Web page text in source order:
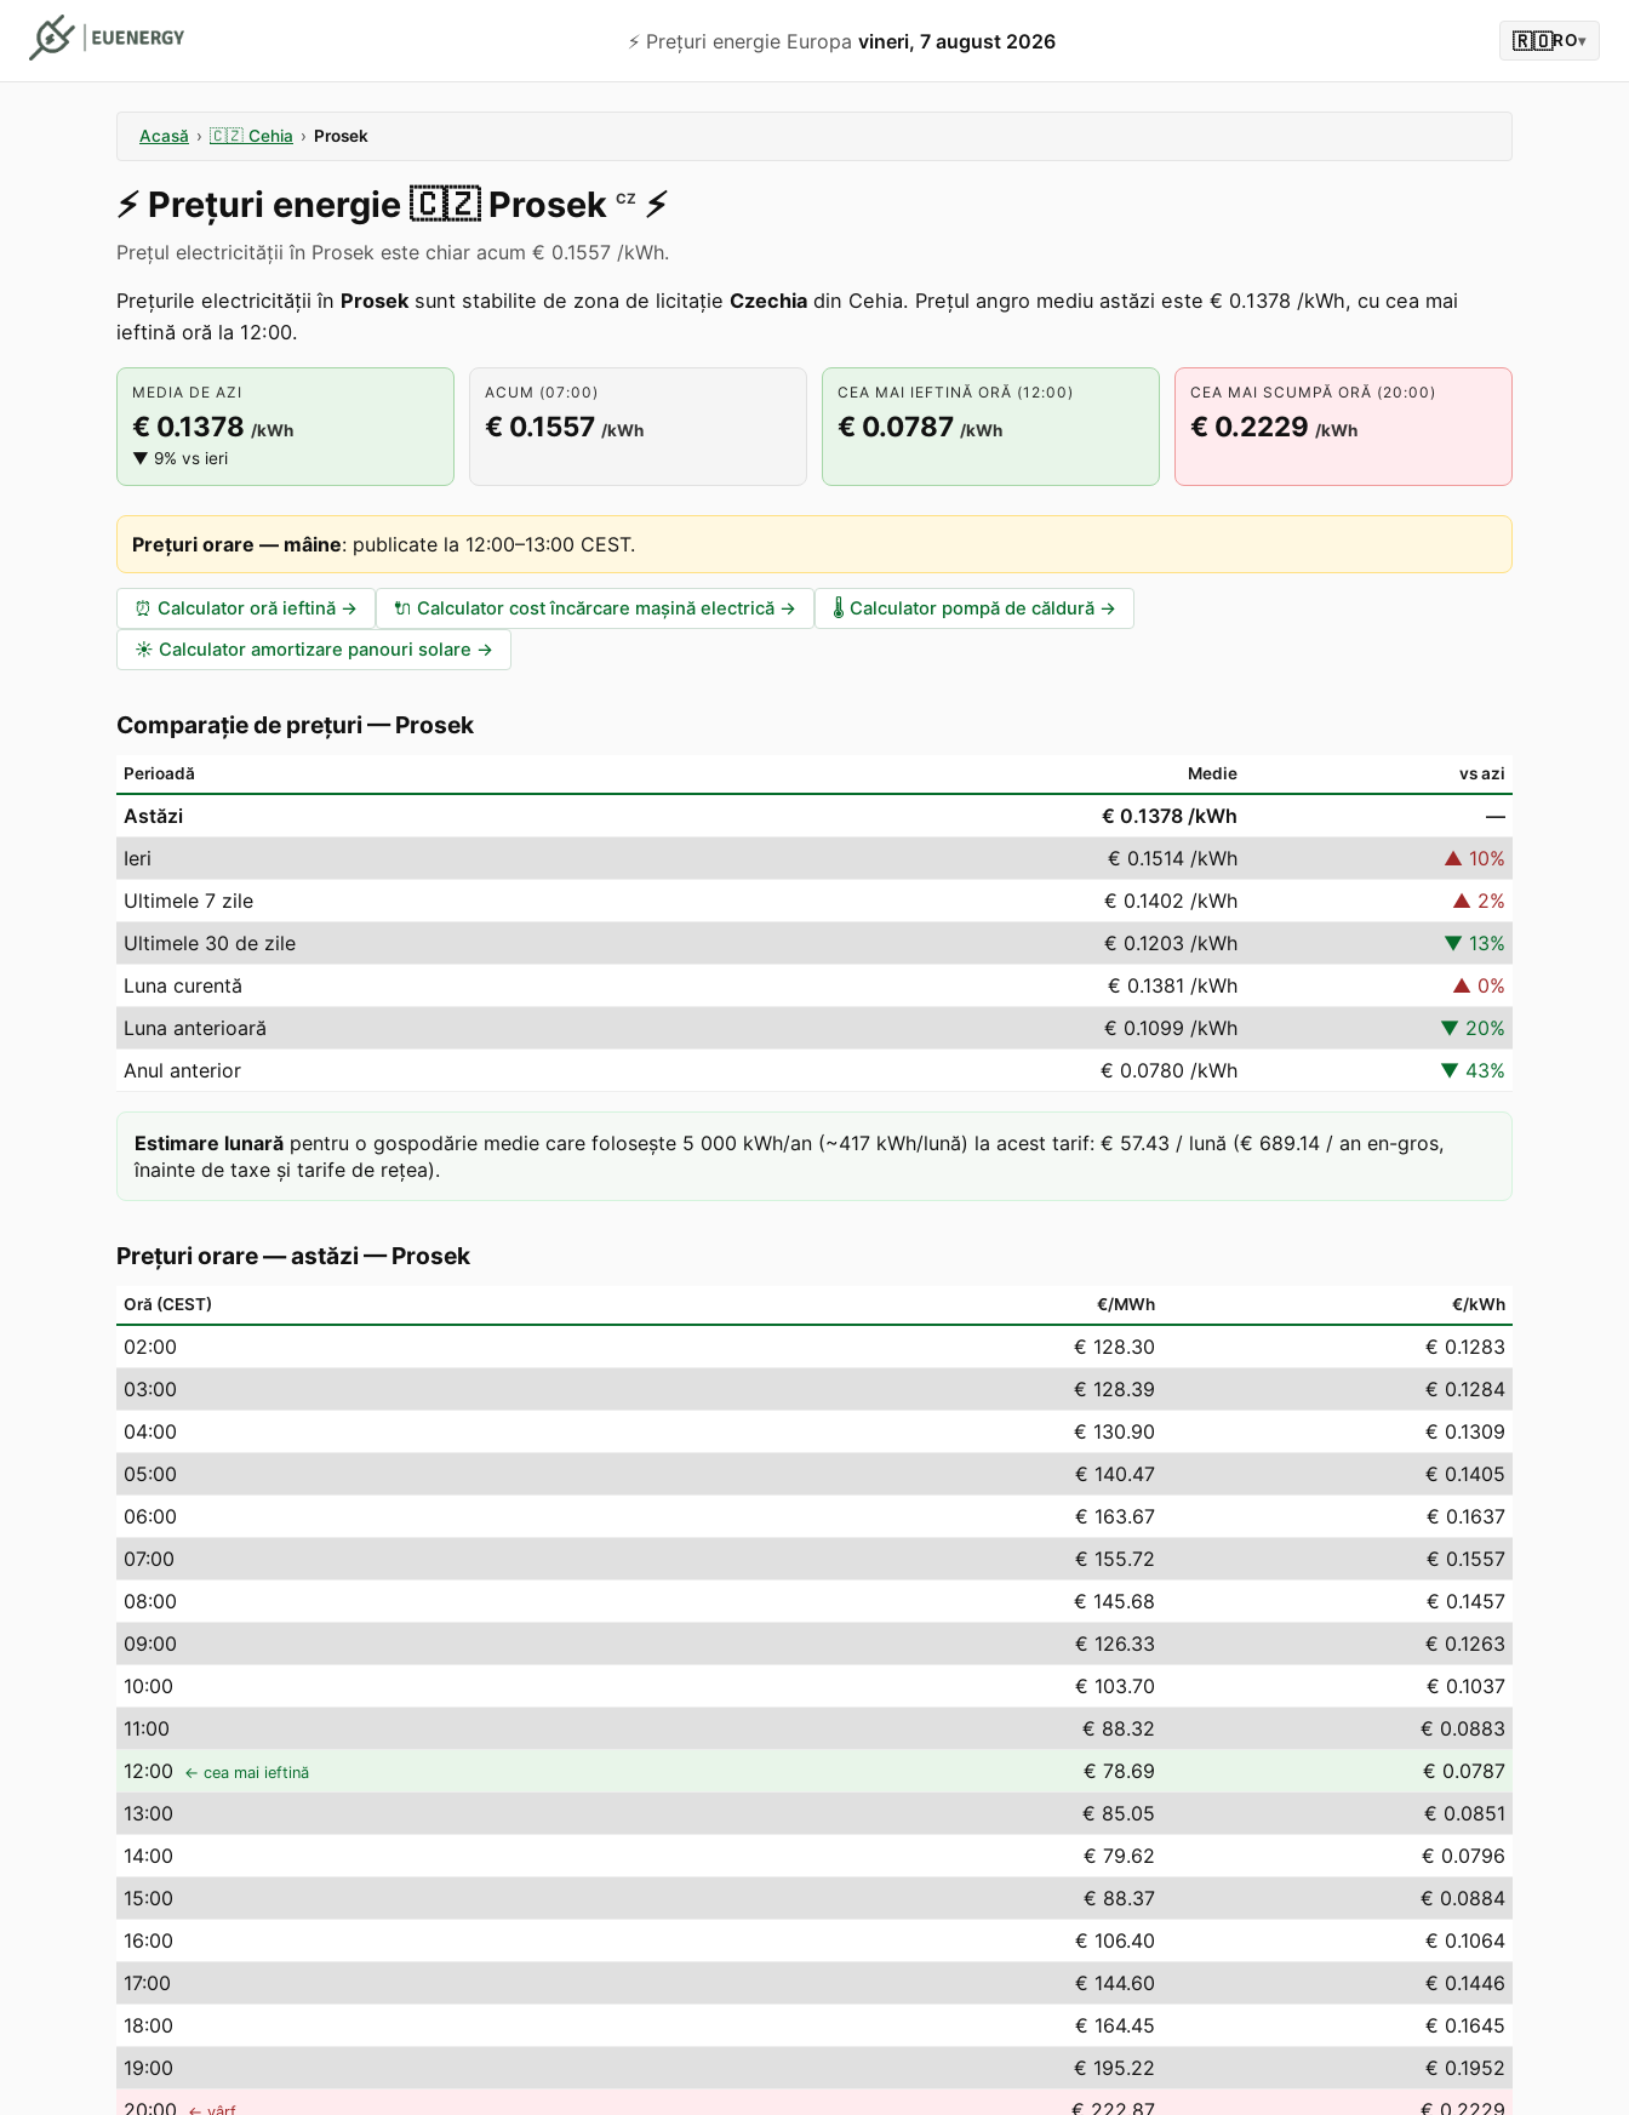
⚡️ Prețuri energie Europa vineri, 7 august 2026 🇷🇴RO▾
Acasă › 🇨🇿 Cehia › Prosek
⚡️ Prețuri energie 🇨🇿 Prosek CZ ⚡️
Prețul electricității în Prosek este chiar acum € 0.1557 /kWh.
Prețurile electricității în Proseksunt stabilite de zona de licitație Czechia din Cehia. Prețul angro mediu astăzi este € 0.1378 /kWh, cu cea mai
ieftină oră la 12:00.
MEDIA DE AZI
€ 0.1378 /kWh
▼ 9% vs ieri
ACUM (07:00)
€ 0.1557 /kWh
CEA MAI IEFTINĂ ORĂ (12:00)
€ 0.0787 /kWh
CEA MAI SCUMPĂ ORĂ (20:00)
€ 0.2229 /kWh
Prețuri orare — mâine: publicate la 12:00–13:00 CEST.
⏰ Calculator oră ieftină → 🔌 Calculator cost încărcare mașină electrică → 🌡️ Calculator pompă de căldură →
☀️ Calculator amortizare panouri solare →
Comparație de prețuri —Prosek
Perioadă Medie vs azi
Astăzi € 0.1378 /kWh
—
Ieri
€ 0.1514 /kWh ▲ 10%
Ultimele 7 zile
€ 0.1402 /kWh ▲ 2%
Ultimele 30 de zile
€ 0.1203 /kWh ▼ 13%
Luna curentă
€ 0.1381 /kWh ▲ 0%
Luna anterioară
€ 0.1099 /kWh ▼ 20%
Anul anterior
€ 0.0780 /kWh ▼ 43%
Estimare lunară pentru o gospodărie medie care folosește 5 000 kWh/an (~417 kWh/lună) la acest tarif: € 57.43 / lună (€ 689.14 / an en-gros,
înainte de taxe și tarife de rețea).
Prețuri orare — astăzi —Prosek
Oră (CEST) €/MWh €/kWh
02:00 € 128.30
€ 0.1283
03:00 € 128.39
€ 0.1284
04:00 € 130.90
€ 0.1309
05:00 € 140.47
€ 0.1405
06:00 € 163.67
€ 0.1637
07:00 € 155.72
€ 0.1557
08:00 € 145.68
€ 0.1457
09:00 € 126.33
€ 0.1263
10:00 € 103.70
€ 0.1037
11:00 € 88.32
€ 0.0883
12:00 ← cea mai ieftină € 78.69
€ 0.0787
13:00 € 85.05
€ 0.0851
14:00 € 79.62
€ 0.0796
15:00 € 88.37
€ 0.0884
16:00 € 106.40
€ 0.1064
17:00 € 144.60
€ 0.1446
18:00 € 164.45
€ 0.1645
19:00 € 195.22
€ 0.1952
20:00 € 222.87
€ 0.2229